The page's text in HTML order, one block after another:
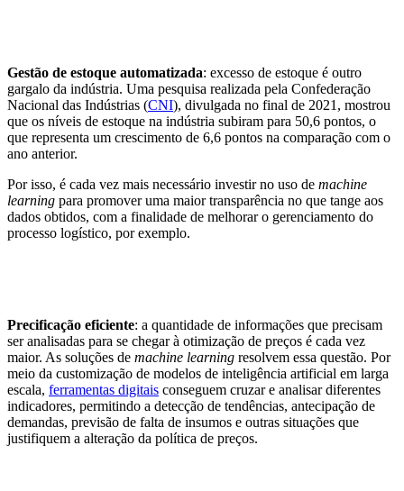
Gestão de estoque automatizada: excesso de estoque é outro
gargalo da indústria. Uma pesquisa realizada pela Confederação
Nacional das Indústrias (CNI), divulgada no final de 2021, mostrou
que os níveis de estoque na indústria subiram para 50,6 pontos, o
que representa um crescimento de 6,6 pontos na comparação com o
ano anterior.
Por isso, é cada vez mais necessário investir no uso de machine
learning para promover uma maior transparência no que tange aos
dados obtidos, com a finalidade de melhorar o gerenciamento do
processo logístico, por exemplo.
Precificação eficiente: a quantidade de informações que precisam
ser analisadas para se chegar à otimização de preços é cada vez
maior. As soluções de machine learning resolvem essa questão. Por
meio da customização de modelos de inteligência artificial em larga
escala, ferramentas digitais conseguem cruzar e analisar diferentes
indicadores, permitindo a detecção de tendências, antecipação de
demandas, previsão de falta de insumos e outras situações que
justifiquem a alteração da política de preços.